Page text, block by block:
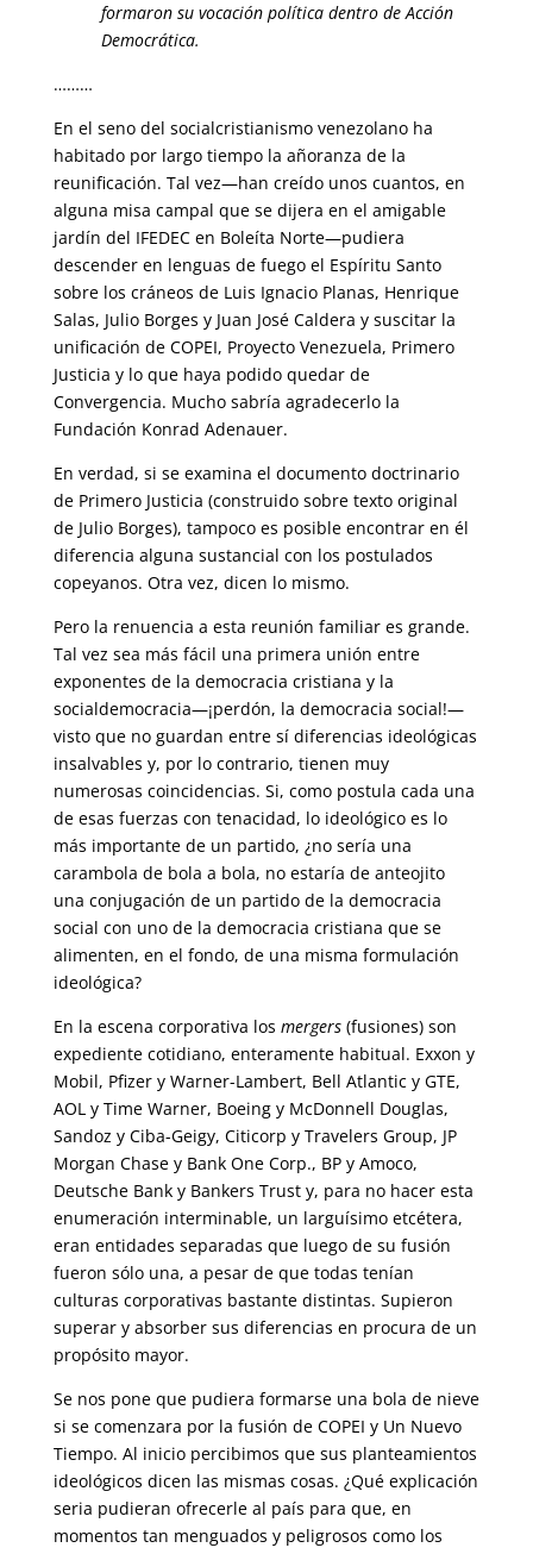
formaron su vocación política dentro de Acción
Democrática.
………
En el seno del socialcristianismo venezolano ha
habitado por largo tiempo la añoranza de la
reunificación. Tal vez—han creído unos cuantos, en
alguna misa campal que se dijera en el amigable
jardín del IFEDEC en Boleíta Norte—pudiera
descender en lenguas de fuego el Espíritu Santo
sobre los cráneos de Luis Ignacio Planas, Henrique
Salas, Julio Borges y Juan José Caldera y suscitar la
unificación de COPEI, Proyecto Venezuela, Primero
Justicia y lo que haya podido quedar de
Convergencia. Mucho sabría agradecerlo la
Fundación Konrad Adenauer.
En verdad, si se examina el documento doctrinario
de Primero Justicia (construido sobre texto original
de Julio Borges), tampoco es posible encontrar en él
diferencia alguna sustancial con los postulados
copeyanos. Otra vez, dicen lo mismo.
Pero la renuencia a esta reunión familiar es grande.
Tal vez sea más fácil una primera unión entre
exponentes de la democracia cristiana y la
socialdemocracia—¡perdón, la democracia social!—
visto que no guardan entre sí diferencias ideológicas
insalvables y, por lo contrario, tienen muy
numerosas coincidencias. Si, como postula cada una
de esas fuerzas con tenacidad, lo ideológico es lo
más importante de un partido, ¿no sería una
carambola de bola a bola, no estaría de anteojito
una conjugación de un partido de la democracia
social con uno de la democracia cristiana que se
alimenten, en el fondo, de una misma formulación
ideológica?
En la escena corporativa los mergers(fusiones) son
expediente cotidiano, enteramente habitual. Exxon y
Mobil, Pfizer y Warner-Lambert, Bell Atlantic y GTE,
AOL y Time Warner, Boeing y McDonnell Douglas,
Sandoz y Ciba-Geigy, Citicorp y Travelers Group, JP
Morgan Chase y Bank One Corp., BP y Amoco,
Deutsche Bank y Bankers Trust y, para no hacer esta
enumeración interminable, un larguísimo etcétera,
eran entidades separadas que luego de su fusión
fueron sólo una, a pesar de que todas tenían
culturas corporativas bastante distintas. Supieron
superar y absorber sus diferencias en procura de un
propósito mayor.
Se nos pone que pudiera formarse una bola de nieve
si se comenzara por la fusión de COPEI y Un Nuevo
Tiempo. Al inicio percibimos que sus planteamientos
ideológicos dicen las mismas cosas. ¿Qué explicación
seria pudieran ofrecerle al país para que, en
momentos tan menguados y peligrosos como los